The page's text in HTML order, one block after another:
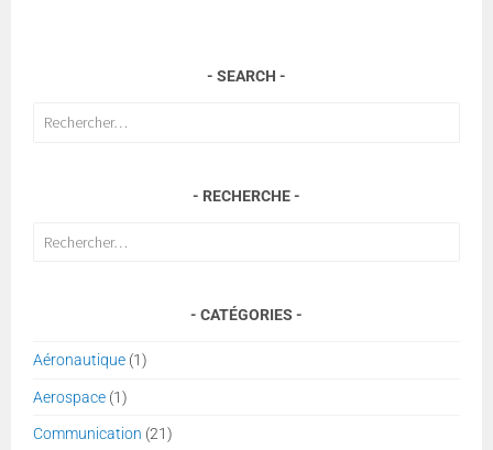
SEARCH
Rechercher :
RECHERCHE
Rechercher :
CATÉGORIES
Aéronautique (1)
Aerospace (1)
Communication (21)